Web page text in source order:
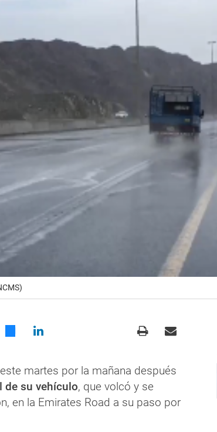
este martes por la mañana después
de su vehículo, que volcó y se
en la Emirates Road a su paso por